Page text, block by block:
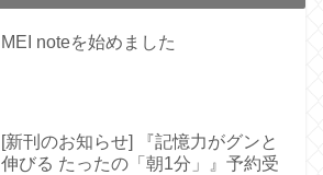
MEI noteを始めました
[新刊のお知らせ] 『記憶力がグンと
伸びる たったの「朝1分」』予約受